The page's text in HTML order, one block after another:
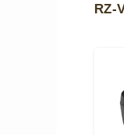
RZ-